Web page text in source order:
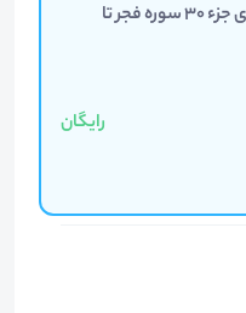
تفسیر تسنیم جلد 80سوره های جزء 30 سوره فجر تا
رایگان